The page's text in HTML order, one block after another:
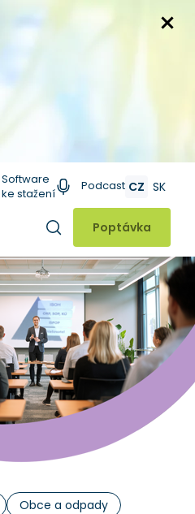
Software
ke stažení
Podcast CZ SK
Hledat
Poptávka
Obce a odpady